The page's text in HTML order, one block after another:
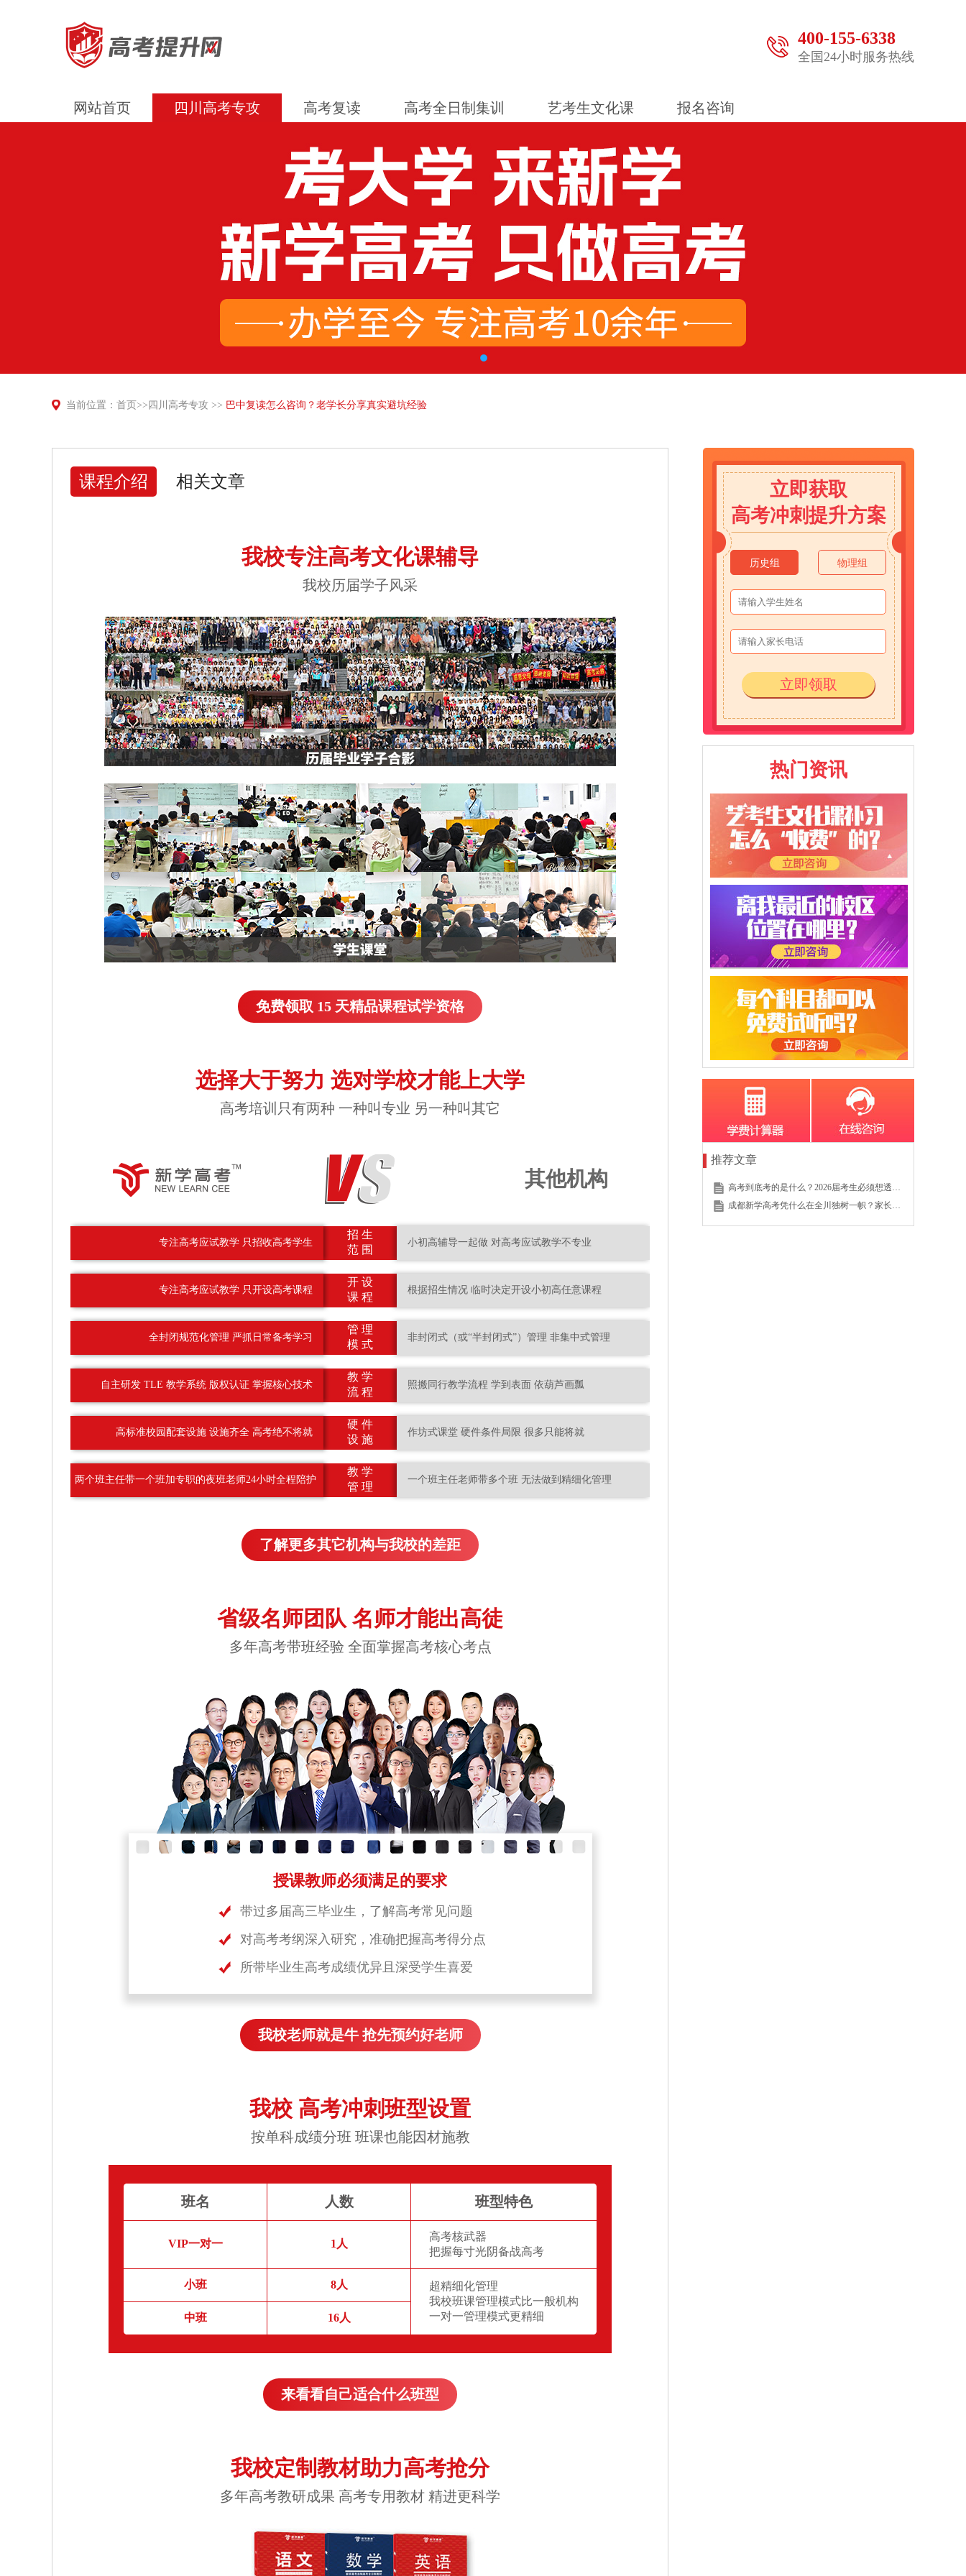
400-155-6338
全国24小时服务热线
网站首页 四川高考专攻 高考复读 高考全日制集训 艺考生文化课 报名咨询
当前位置： 首页 >> 四川高考专攻 >> 巴中复读怎么咨询？老学长分享真实避坑经验
课程介绍 相关文章
我校专注高考文化课辅导
我校历届学子风采
免费领取 15 天精品课程试学资格
选择大于努力 选对学校才能上大学
高考培训只有两种 一种叫专业 另一种叫其它
其他机构
专注高考应试教学 只招收高考学生
专注高考应试教学 只开设高考课程
全封闭规范化管理 严抓日常备考学习
自主研发 TLE 教学系统 版权认证 掌握核心技术
高标准校园配套设施 设施齐全 高考绝不将就
两个班主任带一个班加专职的夜班老师24小时全程陪护
招 生
范 围
开 设
课 程
管 理
模 式
教 学
流 程
硬 件
设 施
教 学
管 理
小初高辅导一起做 对高考应试教学不专业
根据招生情况 临时决定开设小初高任意课程
非封闭式（或“半封闭式”）管理 非集中式管理
照搬同行教学流程 学到表面 依葫芦画瓢
作坊式课堂 硬件条件局限 很多只能将就
一个班主任老师带多个班 无法做到精细化管理
了解更多其它机构与我校的差距
省级名师团队 名师才能出高徒
多年高考带班经验 全面掌握高考核心考点
授课教师必须满足的要求
带过多届高三毕业生，了解高考常见问题
对高考考纲深入研究，准确把握高考得分点
所带毕业生高考成绩优异且深受学生喜爱
我校老师就是牛 抢先预约好老师
我校 高考冲刺班型设置
按单科成绩分班 班课也能因材施教
班名 人数 班型特色
VIP一对一 1人
高考核武器
把握每寸光阴备战高考
小班 8人
超精细化管理
我校班课管理模式比一般机构
一对一管理模式更精细
中班 16人
来看看自己适合什么班型
我校定制教材助力高考抢分
多年高考教研成果 高考专用教材 精进更科学
立即获取
高考冲刺提升方案
历史组 物理组
立即领取
热门资讯
推荐文章
高考到底考的是什么？2026届考生必须想透的这个底层逻辑
成都新学高考凭什么在全川独树一帜？家长的真实选择说明一切